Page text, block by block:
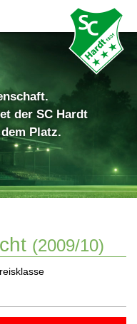
der SC Hardt
Platz.
(2009/10)